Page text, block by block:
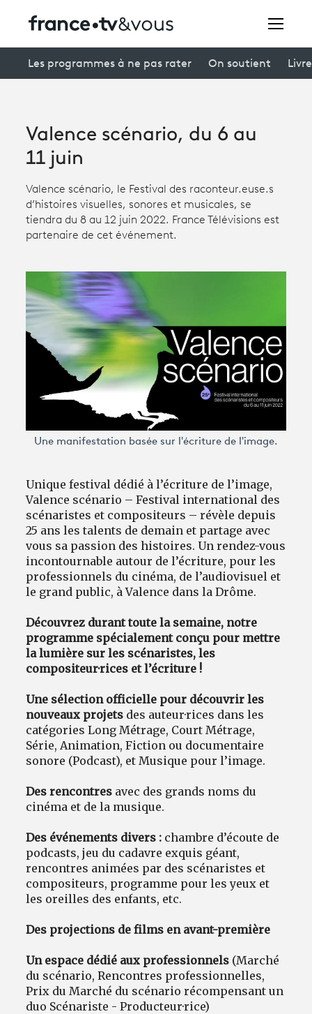
connexion
Avantages fidélité
Creators
Participer et assister à une émission
À votre écoute
Programme tv
Les programmes à ne pas rater On soutient
Valence scénario, du 6 au
11 juin
Valence scénario, le Festival des raconteur.euse.s
d’histoires visuelles, sonores et musicales, se
tiendra du 8 au 12 juin 2022. France Télévisions est
partenaire de cet événement.
Une manifestation basée sur l'écriture de l'image.
Unique festival dédié à l’écriture de l’image,
Valence scénario – Festival international des
scénaristes et compositeurs – révèle depuis
25 ans les talents de demain et partage avec
vous sa passion des histoires. Un rendez-vous
incontournable autour de l’écriture, pour les
professionnels du cinéma, de l’audiovisuel et
le grand public, à Valence dans la Drôme.
Découvrez durant toute la semaine, notre
programme spécialement conçu pour mettre
la lumière sur les scénaristes, les
compositeur·rices et l’écriture !
Une sélection officielle pour découvrir les
nouveaux projets des auteur·rices dans les
catégories Long Métrage, Court Métrage,
Série, Animation, Fiction ou documentaire
sonore (Podcast), et Musique pour l’image.
Des rencontres avec des grands noms du
cinéma et de la musique.
Des événements divers : chambre d’écoute de
podcasts, jeu du cadavre exquis géant,
rencontres animées par des scénaristes et
compositeurs, programme pour les yeux et
les oreilles des enfants, etc.
Des projections de films en avant-première
Un espace dédié aux professionnels (Marché
du scénario, Rencontres professionnelles,
Prix du Marché du scénario récompensant un
duo Scénariste - Producteur·rice)